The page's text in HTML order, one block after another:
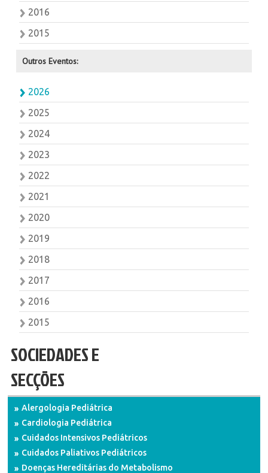
2016
2015
Outros Eventos:
2026
2025
2024
2023
2022
2021
2020
2019
2018
2017
2016
2015
SOCIEDADES E
SECÇÕES
Alergologia Pediátrica
Cardiologia Pediátrica
Cuidados Intensivos Pediátricos
Cuidados Paliativos Pediátricos
Doenças Hereditárias do Metabolismo